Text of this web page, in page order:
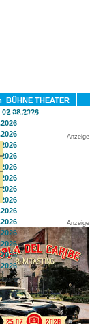
BÜHNE THEATER
Anzeige
Anzeige